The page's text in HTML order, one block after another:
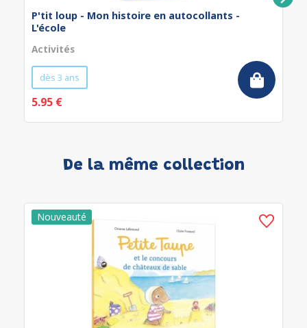
P'tit loup - Mon histoire en autocollants -
L'école
Activités
dès 3 ans
5.95 €
De la même collection